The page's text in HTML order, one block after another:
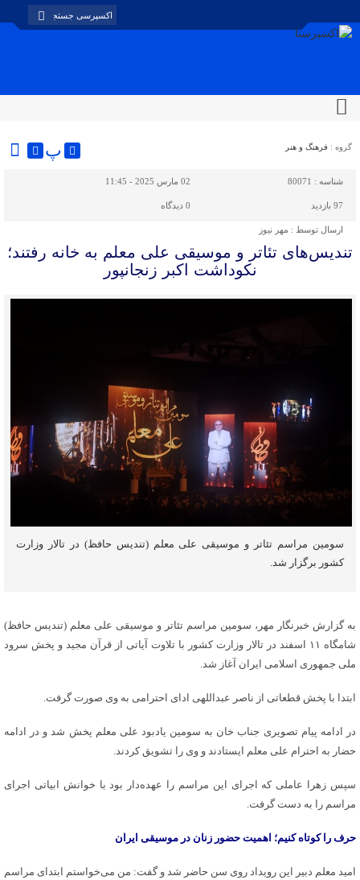
گروه : فرهنگ و هنر پ
شناسه : 80071 02 مارس 2025 - 11:45
97 بازدید 0 دیدگاه
ارسال توسط : مهر نیوز
تندیس‌های تئاتر و موسیقی علی معلم به خانه رفتند؛
نکوداشت اکبر زنجانپور
سومین مراسم تئاتر و موسیقی علی معلم (تندیس حافظ) در تالار وزارت
کشور برگزار شد.
به گزارش خبرنگار مهر، سومین مراسم تئاتر و موسیقی علی معلم (تندیس حافظ)
شامگاه ۱۱ اسفند در تالار وزارت کشور با تلاوت آیاتی از قرآن مجید و پخش سرود
ملی جمهوری اسلامی ایران آغاز شد.
ابتدا با پخش قطعاتی از ناصر عبداللهی ادای احترامی به وی صورت گرفت.
در ادامه پیام تصویری جناب خان به سومین یادبود علی معلم پخش شد و در ادامه
حضار به احترام علی معلم ایستادند و وی را تشویق کردند.
سپس زهرا عاملی که اجرای این مراسم را عهده‌دار بود با خوانش ابیاتی اجرای
مراسم را به دست گرفت.
حرف را کوتاه کنیم؛ اهمیت حضور زنان در موسیقی ایران
امید معلم دبیر این رویداد روی سن حاضر شد و گفت: من می‌خواستم ابتدای مراسم